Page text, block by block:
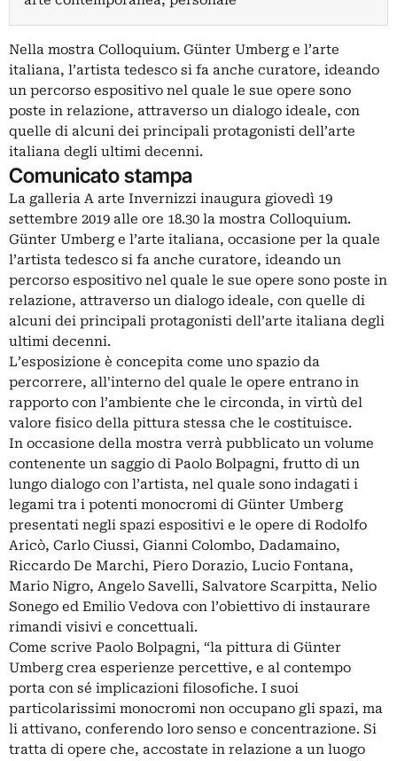
Nella mostra Colloquium. Günter Umberg e l’arte
italiana, l’artista tedesco si fa anche curatore, ideando
un percorso espositivo nel quale le sue opere sono
poste in relazione, attraverso un dialogo ideale, con
quelle di alcuni dei principali protagonisti dell’arte
italiana degli ultimi decenni.
Comunicato stampa
La galleria A arte Invernizzi inaugura giovedì 19
settembre 2019 alle ore 18.30 la mostra Colloquium.
Günter Umberg e l’arte italiana, occasione per la quale
l’artista tedesco si fa anche curatore, ideando un
percorso espositivo nel quale le sue opere sono poste in
relazione, attraverso un dialogo ideale, con quelle di
alcuni dei principali protagonisti dell’arte italiana degli
ultimi decenni.
L’esposizione è concepita come uno spazio da
percorrere, all'interno del quale le opere entrano in
rapporto con l’ambiente che le circonda, in virtù del
valore fisico della pittura stessa che le costituisce.
In occasione della mostra verrà pubblicato un volume
contenente un saggio di Paolo Bolpagni, frutto di un
lungo dialogo con l’artista, nel quale sono indagati i
legami tra i potenti monocromi di Günter Umberg
presentati negli spazi espositivi e le opere di Rodolfo
Aricò, Carlo Ciussi, Gianni Colombo, Dadamaino,
Riccardo De Marchi, Piero Dorazio, Lucio Fontana,
Mario Nigro, Angelo Savelli, Salvatore Scarpitta, Nelio
Sonego ed Emilio Vedova con l’obiettivo di instaurare
rimandi visivi e concettuali.
Come scrive Paolo Bolpagni, “la pittura di Günter
Umberg crea esperienze percettive, e al contempo
porta con sé implicazioni filosofiche. I suoi
particolarissimi monocromi non occupano gli spazi, ma
li attivano, conferendo loro senso e concentrazione. Si
tratta di opere che, accostate in relazione a un luogo